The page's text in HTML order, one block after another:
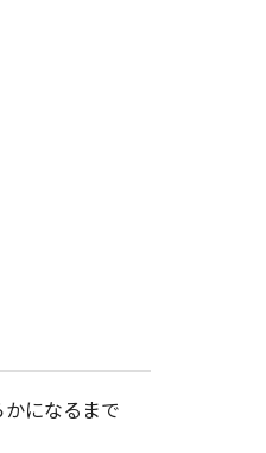
になるまで